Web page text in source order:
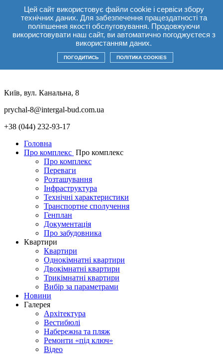
Цей сайт використовує файли cookie і сервіси збору
технічних даних. Для забезпечення працездатності та
поліпшення якості обслуговування. Продовжуючи
використовувати наш сайт, ви автоматично погоджуєтеся з
використанням даних.
ПОГОДИТИСЬ ПОЛІТИКА COOKIES
UA
UA
RU EN
Акції +38(044) 232 93 17
Київ, вул. Канальна, 8
prychal-8@intergal-bud.com.ua
+38 (044) 232-93-17
Головна
Про комплекс Про комплекс
Про комплекс
Переваги
Розташування
Інфраструктура
Технічні характеристики
Транспортне сполучення
Генплан
Документація
Про забудовника
Квартири
Квартири
Однокімнатні квартири
Двокімнатні квартири
Трикімнатні квартири
Вибір за параметрами
Новини
Галерея
Архітектура
Вестибюлі
Набережна та пляж
Ремонти «під ключ»
Відео